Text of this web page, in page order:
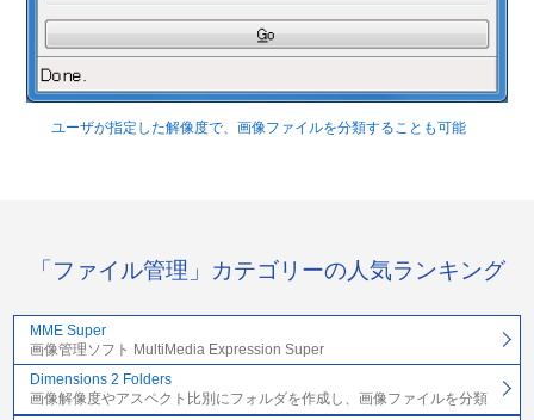
ユーザが指定した解像度で、画像ファイルを分類することも可能
「ファイル管理」カテゴリーの人気ランキング
MME Super
画像管理ソフト MultiMedia Expression Super
Dimensions 2 Folders
画像解像度やアスペクト比別にフォルダを作成し、画像ファイルを分類